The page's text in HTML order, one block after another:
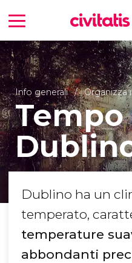
Info generali Organizza
Tempo
Dublino ha un
temperato,
temperature
abbondanti